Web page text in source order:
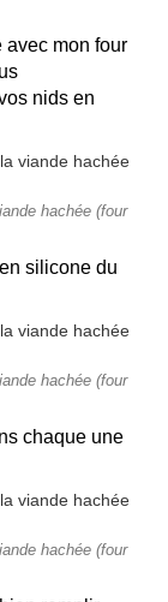
avec mon four
nids en
hachée (four
silicone du
hachée (four
chaque une
hachée (four